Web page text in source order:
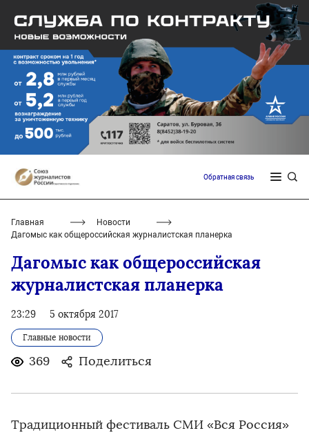
Обратная связь
Главная
Новости
Дагомыс как общероссийская журналистская планерка
Дагомыс как общероссийская
журналистская планерка
23:29 5 октября 2017
Главные новости
369 Поделиться
Традиционный фестиваль СМИ «Вся Россия»